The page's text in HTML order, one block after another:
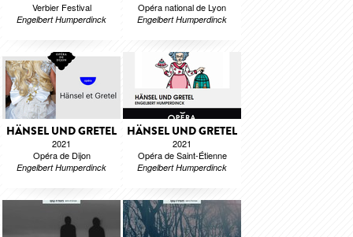
Verbier Festival
Engelbert Humperdinck
Opéra national de Lyon
Engelbert Humperdinck
HÄNSEL UND GRETEL
2021
Opéra de Dijon
Engelbert Humperdinck
HÄNSEL UND GRETEL
2021
Opéra de Saint-Étienne
Engelbert Humperdinck